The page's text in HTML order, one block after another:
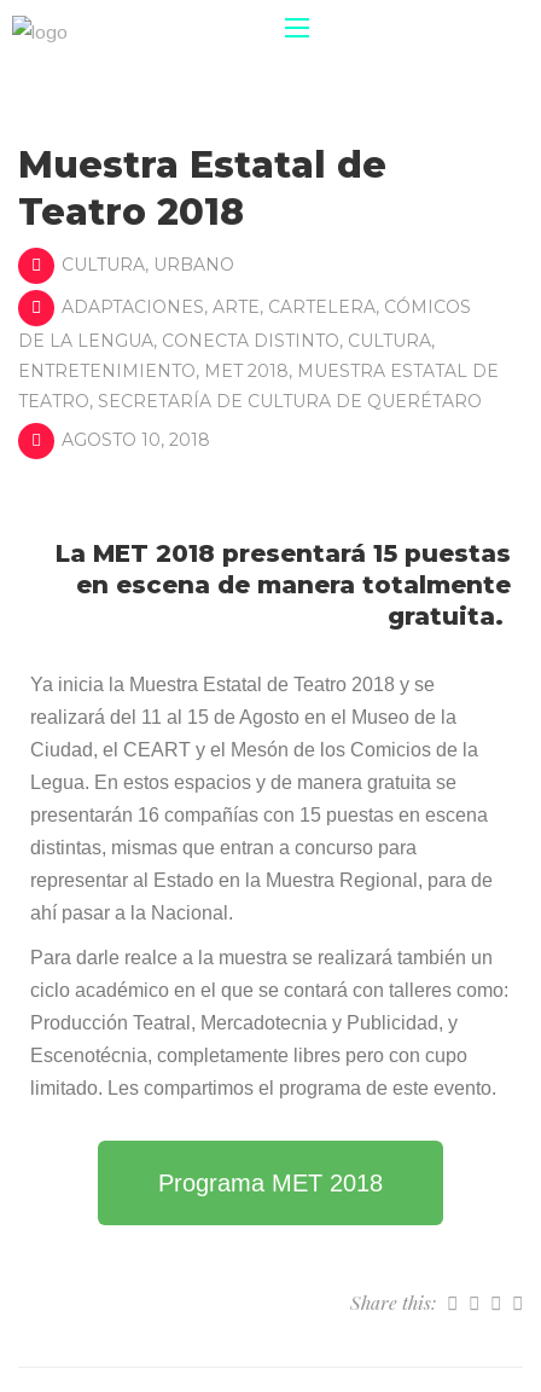
Muestra Estatal de
Teatro 2018
CULTURA, URBANO
ADAPTACIONES, ARTE, CARTELERA, CÓMICOS
DE LA LENGUA, CONECTA DISTINTO, CULTURA,
ENTRETENIMIENTO, MET 2018, MUESTRA ESTATAL DE
TEATRO, SECRETARÍA DE CULTURA DE QUERÉTARO
AGOSTO 10, 2018
La MET 2018 presentará 15 puestas
en escena de manera totalmente
gratuita.
Ya inicia la Muestra Estatal de Teatro 2018 y se
realizará del 11 al 15 de Agosto en el Museo de la
Ciudad, el CEART y el Mesón de los Comicios de la
Legua. En estos espacios y de manera gratuita se
presentarán 16 compañías con 15 puestas en escena
distintas, mismas que entran a concurso para
representar al Estado en la Muestra Regional, para de
ahí pasar a la Nacional.
Para darle realce a la muestra se realizará también un
ciclo académico en el que se contará con talleres como:
Producción Teatral, Mercadotecnia y Publicidad, y
Escenotécnia, completamente libres pero con cupo
limitado. Les compartimos el programa de este evento.
Programa MET 2018
Share this: